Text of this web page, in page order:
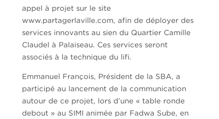
appel à projet sur le site
www.partagerlaville.com, afin de déployer des
services innovants au sien du Quartier Camille
Claudel à Palaiseau. Ces services seront
associés à la technique du lifi.
Emmanuel François, Président de la SBA, a
participé au lancement de la communication
autour de ce projet, lors d’une « table ronde
debout » au SIMI animée par Fadwa Sube, en